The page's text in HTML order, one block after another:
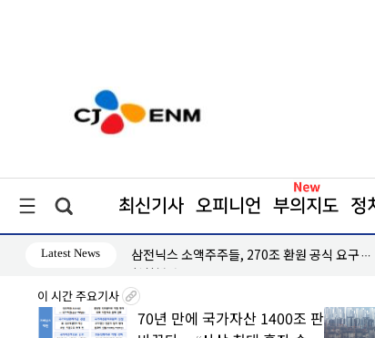
최신기사 오피니언 부의지도 정
Latest News
삼전닉스 소액주주들, 270조 환원 공식 요구
이 시간 주요기사
70년 만에 국가자산 1400조 판